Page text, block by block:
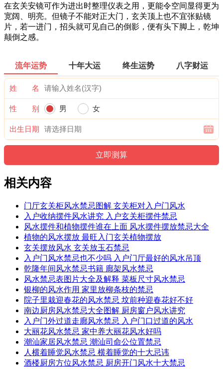
在玄关安镜可作为进出时整理仪表之用，更能令空间显得更为
宽阔、明亮。但镜子不能对正大门，玄关顶上也不宜张贴镜
片，若一进门，招头就可见自己的倒影，便有头下脚上，乾坤
颠倒之感。
流年运势 十年大运 终生运势 八字财运
姓 名
性 别 男 女
出生日期
相关内容
门厅玄关柜风水禁忌图解 玄关柜对入户门风水
入户收纳摆件风水讲究 入户玄关柜摆件禁忌
风水摆件和植物摆件谁在上面 风水摆件摆放禁忌大全
植物的风水摆放 最旺入门玄关植物摆放
玄关摆放风水 玄关放玉石禁忌
入户门风水禁忌也不少吗 入户门厅最好的风水吊顶
乾隆年间风水禁忌书籍 廊架风水禁忌
风水禁忌表图片大全及解释 菜板尺寸风水禁忌
银柳的风水作用 家里放柳条枝的禁忌
院子里栽迎春花的风水禁忌 坟前种迎春花好不好
南边厨房风水禁忌大全图解 厨房窗户风水讲究
入户门外过道走廊风水禁忌 入户门口过道的风水
大丽花风水禁忌 家中养大丽花风水好吗
潮汕家居风水禁忌 潮汕司命公位置禁忌
人横着睡觉风水禁忌 横着睡觉的十大忌讳
酒楼厨房方位风水禁忌 厨房开门风水十大禁忌